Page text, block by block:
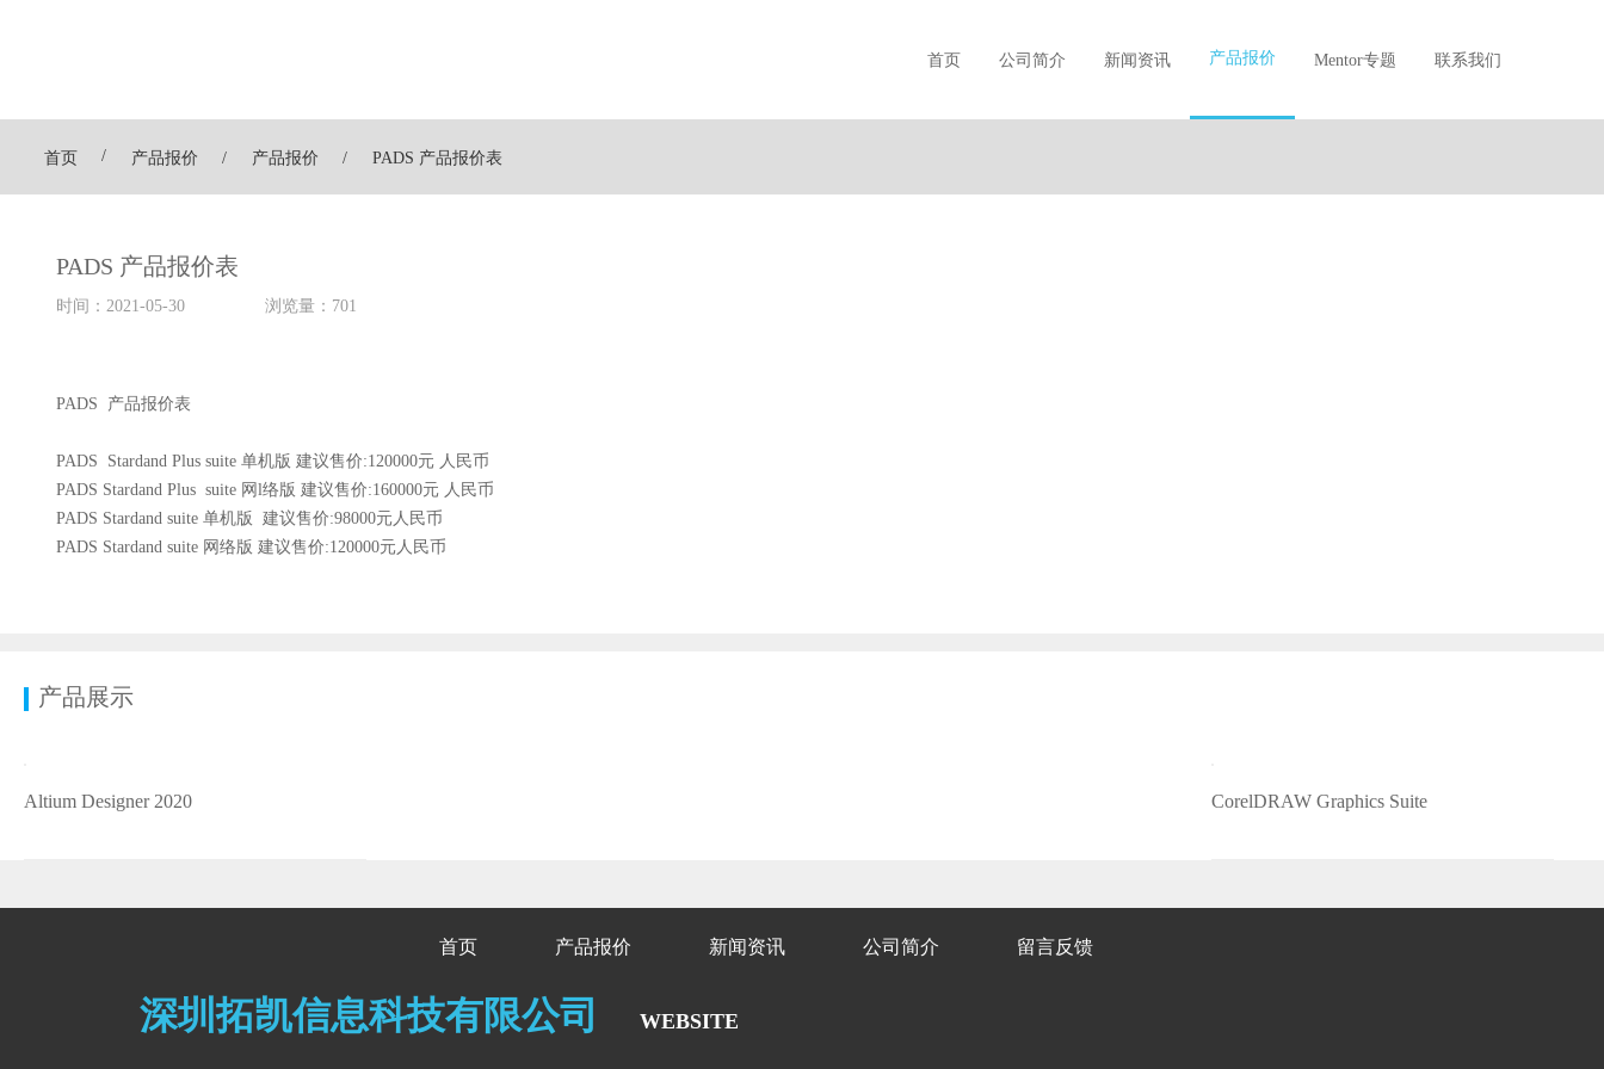
首页 公司简介 新闻资讯 产品报价 Mentor专题 联系我们
首页 产品报价 产品报价 PADS 产品报价表
PADS 产品报价表
时间： 2021-05-30 浏览量： 701
PADS 产品报价表
PADS Stardand Plus suite 单机版 建议售价:120000元 人民币
PADS Stardand Plus suite 网l络版 建议售价:160000元 人民币
PADS Stardand suite 单机版 建议售价:98000元人民币
PADS Stardand suite 网络版 建议售价:120000元人民币
产品展示
Altium Designer 2020 CorelDRAW Graphics Suite
首页 产品报价 新闻资讯 公司简介 留言反馈
深圳拓凯信息科技有限公司 website